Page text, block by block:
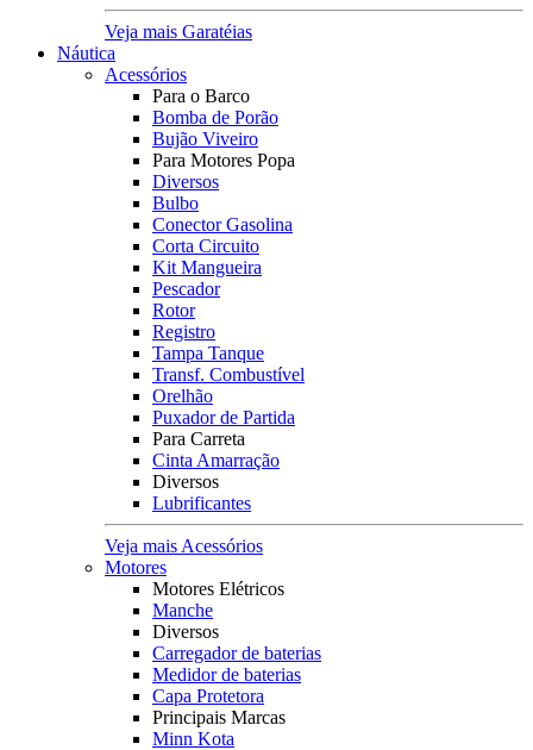
Veja mais Garatéias
Náutica
Acessórios
Para o Barco
Bomba de Porão
Bujão Viveiro
Para Motores Popa
Diversos
Bulbo
Conector Gasolina
Corta Circuito
Kit Mangueira
Pescador
Rotor
Registro
Tampa Tanque
Transf. Combustível
Orelhão
Puxador de Partida
Para Carreta
Cinta Amarração
Diversos
Lubrificantes
Veja mais Acessórios
Motores
Motores Elétricos
Manche
Diversos
Carregador de baterias
Medidor de baterias
Capa Protetora
Principais Marcas
Minn Kota